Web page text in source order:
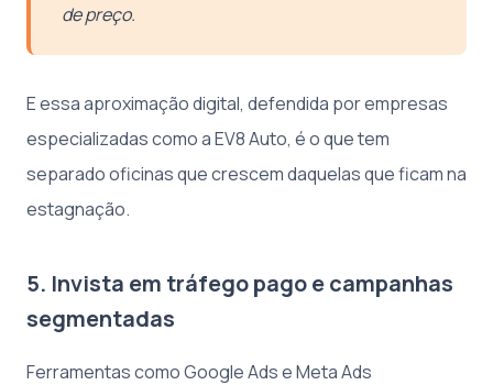
de preço.
E essa aproximação digital, defendida por empresas
especializadas como a EV8 Auto, é o que tem
separado oficinas que crescem daquelas que ficam na
estagnação.
5. Invista em tráfego pago e campanhas
segmentadas
Ferramentas como Google Ads e Meta Ads